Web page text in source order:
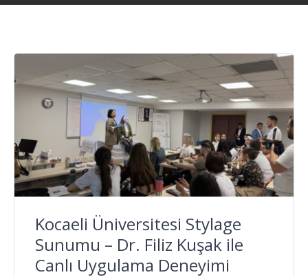
Kocaeli Üniversitesi Stylage
Sunumu – Dr. Filiz Kuşak ile
Canlı Uygulama Deneyimi